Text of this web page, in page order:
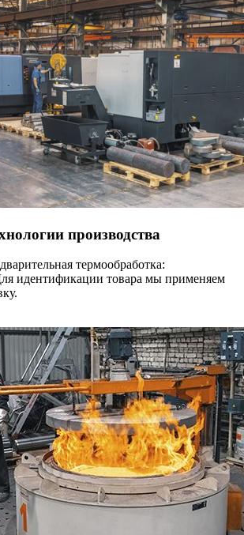
производства
термообработка:
идентификации товара мы применяем